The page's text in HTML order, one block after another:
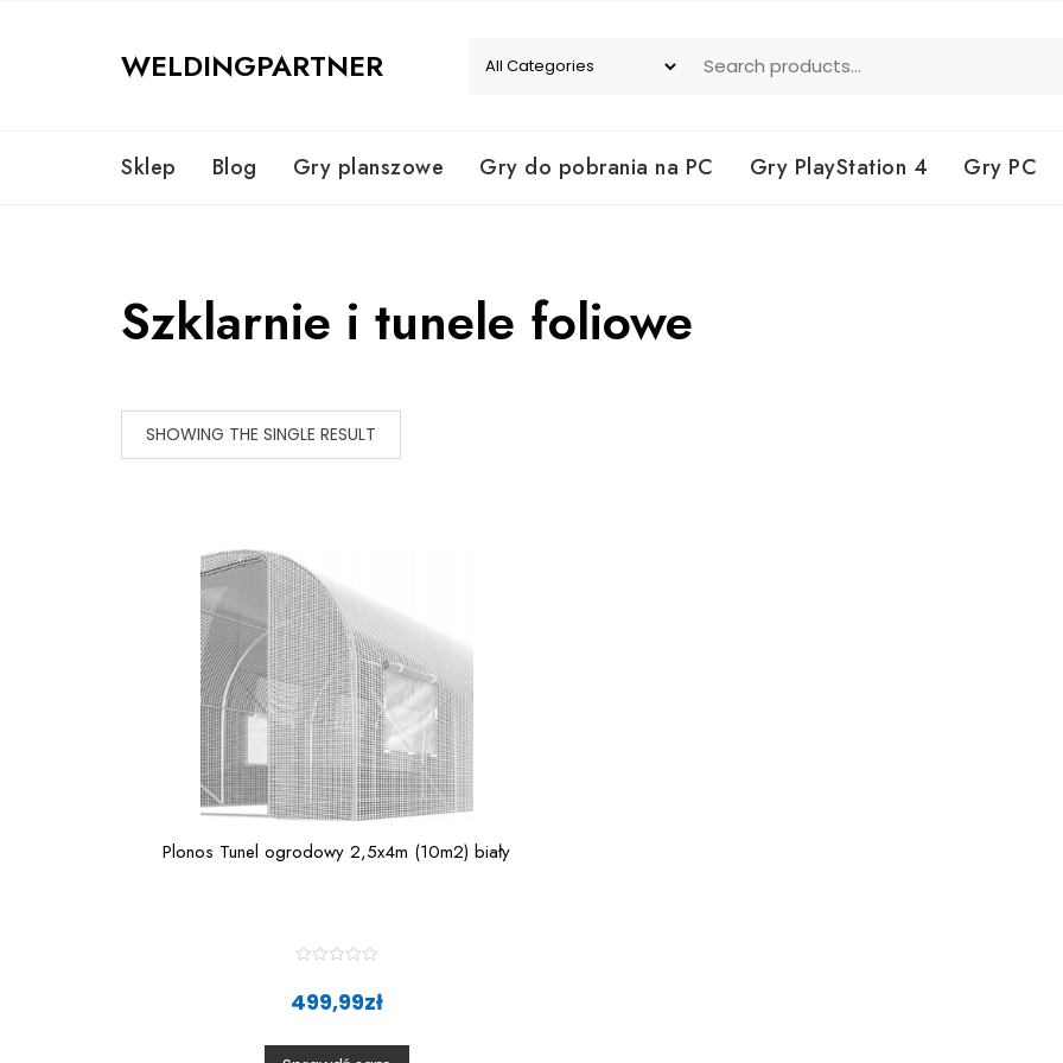
WELDINGPARTNER
Sklep Blog Gry planszowe Gry do pobrania na PC Gry PlayStation 4 Gry PC
Szklarnie i tunele foliowe
SHOWING THE SINGLE RESULT
Plonos Tunel ogrodowy 2,5x4m (10m2) biały
t
0
499,99zł